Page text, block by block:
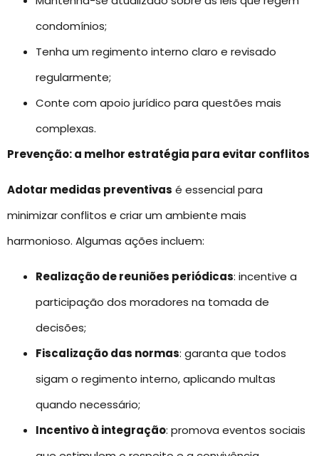
condomínios;
Tenha um regimento interno claro e revisado
regularmente;
Conte com apoio jurídico para questões mais
complexas.
Prevenção: a melhor estratégia para evitar conflitos
Adotar medidas preventivas é essencial para
minimizar conflitos e criar um ambiente mais
harmonioso. Algumas ações incluem:
Realização de reuniões periódicas: incentive a
participação dos moradores na tomada de
decisões;
Fiscalização das normas: garanta que todos
sigam o regimento interno, aplicando multas
quando necessário;
Incentivo à integração: promova eventos sociais